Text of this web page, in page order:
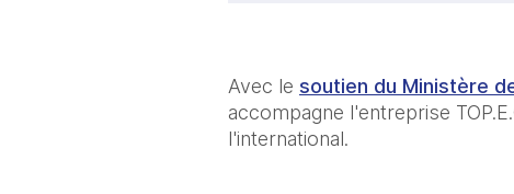
Avec le soutien du Ministère
accompagne l'entreprise
l'international.